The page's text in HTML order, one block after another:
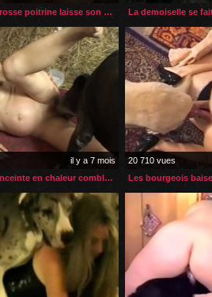
La brunette à grosse poitrine laisse son chien lui faire sa fête
il y a 7 mois
Jeune femme enceinte en chaleur comblée par son gros chien
20 710 vues